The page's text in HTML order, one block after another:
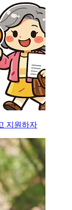
지원하자